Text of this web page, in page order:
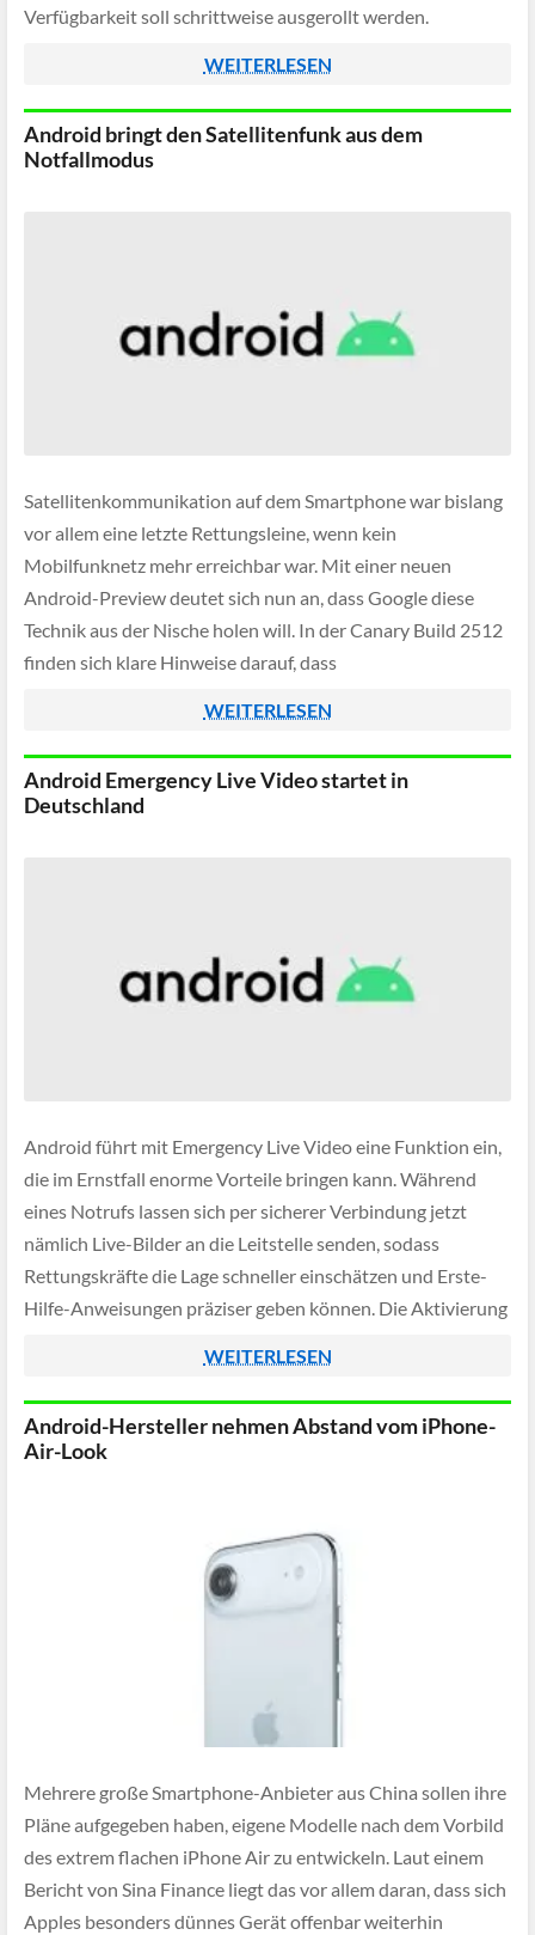
Verfügbarkeit soll schrittweise ausgerollt werden.
WEITERLESEN
Android bringt den Satellitenfunk aus dem
Notfallmodus
Satellitenkommunikation auf dem Smartphone war bislang
vor allem eine letzte Rettungsleine, wenn kein
Mobilfunknetz mehr erreichbar war. Mit einer neuen
Android-Preview deutet sich nun an, dass Google diese
Technik aus der Nische holen will. In der Canary Build 2512
finden sich klare Hinweise darauf, dass
WEITERLESEN
Android Emergency Live Video startet in
Deutschland
Android führt mit Emergency Live Video eine Funktion ein,
die im Ernstfall enorme Vorteile bringen kann. Während
eines Notrufs lassen sich per sicherer Verbindung jetzt
nämlich Live-Bilder an die Leitstelle senden, sodass
Rettungskräfte die Lage schneller einschätzen und Erste-
Hilfe-Anweisungen präziser geben können. Die Aktivierung
des Gesprächs oder SMS-Kontakts […]
WEITERLESEN
Android-Hersteller nehmen Abstand vom iPhone-
Air-Look
Mehrere große Smartphone-Anbieter aus China sollen ihre
Pläne aufgegeben haben, eigene Modelle nach dem Vorbild
des extrem flachen iPhone Air zu entwickeln. Laut einem
Bericht von Sina Finance liegt das vor allem daran, dass sich
Apples besonders dünnes Gerät offenbar weiterhin